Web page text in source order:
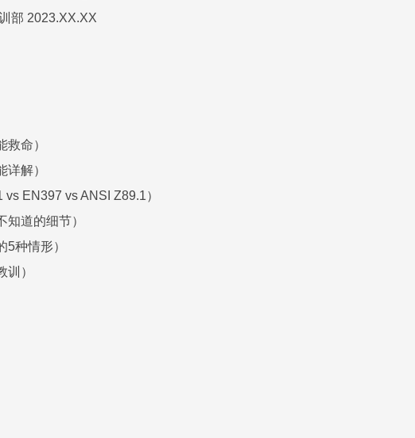
部 2023.XX.XX
救命）
详解）
vs EN397 vs ANSI Z89.1）
知道的细节）
5种情形）
）